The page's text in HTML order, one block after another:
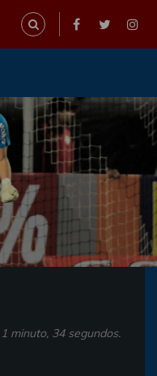
minuto, 34 segundos.